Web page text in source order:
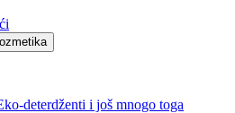
deterdženti i još mnogo toga